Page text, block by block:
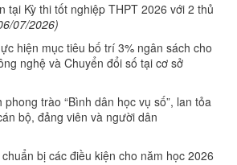
tại Kỳ thi tốt nghiệp THPT 2026 với 2 thủ
07/2026)
hiện mục tiêu bố trí 3% ngân sách cho
nghệ và Chuyển đổi số tại cơ sở
trào “Bình dân học vụ số”, lan tỏa
bộ, đảng viên và người dân
bị các điều kiện cho năm học 2026